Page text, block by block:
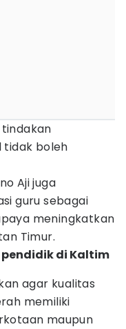
tindakan
tidak boleh
Aji juga
guru sebagai
meningkatkan
Timur.
di Kaltim
agar kualitas
memiliki
maupun